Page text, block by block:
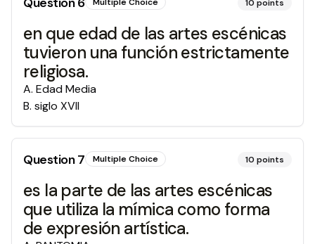
10 points
en que edad de las artes escénicas
tuvieron una función estrictamente
religiosa.
A. Edad Media
B. siglo XVII
Question7 Multiple Choice 10 points
es la parte de las artes escénicas
que utiliza la mímica como forma
de expresión artística.